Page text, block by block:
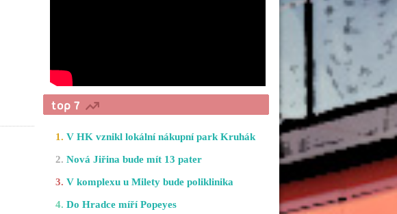
1. V HK vznikl lokální nákupní park Kruhák
2. Nová Jiřina bude mít 13 pater
3. V komplexu u Milety bude poliklinika
4. Do Hradce míří Popeyes